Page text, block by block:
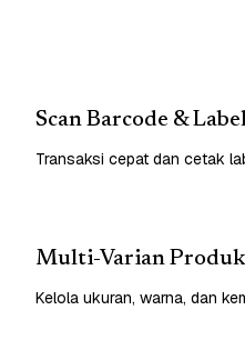
Scan Barcode &
Transaksi cepat dan cetak
Multi-Varian Produk
Kelola ukuran, warna, dan